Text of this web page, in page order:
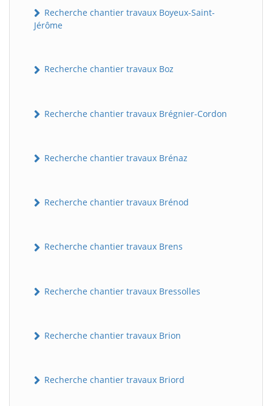
Recherche chantier travaux Boyeux-Saint-
Jérôme
Recherche chantier travaux Boz
Recherche chantier travaux Brégnier-Cordon
Recherche chantier travaux Brénaz
Recherche chantier travaux Brénod
Recherche chantier travaux Brens
Recherche chantier travaux Bressolles
Recherche chantier travaux Brion
Recherche chantier travaux Briord